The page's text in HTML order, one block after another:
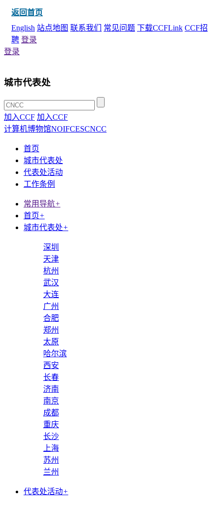
返回首页
English 站点地图 联系我们 常见问题 下载CCFLink CCF招
聘 登录
登录
城市代表处
加入CCF 加入CCF
计算机博物馆NOIFCESCNCC
首页
城市代表处
代表处活动
工作条例
常用导航+
首页+
城市代表处+
深圳
天津
杭州
武汉
大连
广州
合肥
郑州
太原
哈尔滨
西安
长春
济南
南京
成都
重庆
长沙
上海
苏州
兰州
代表处活动+